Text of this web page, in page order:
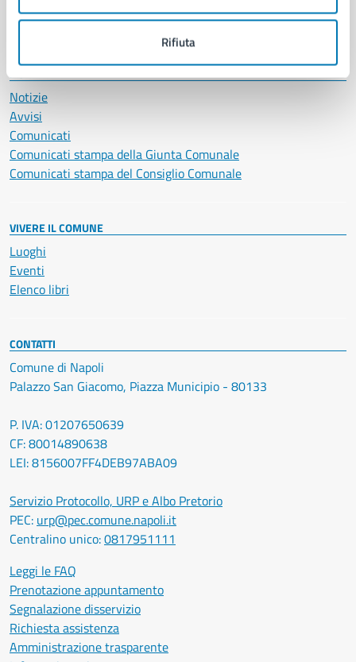
Rifiuta
Vita lavorativa
NOVITÀ
Notizie
Avvisi
Comunicati
Comunicati stampa della Giunta Comunale
Comunicati stampa del Consiglio Comunale
VIVERE IL COMUNE
Luoghi
Eventi
Elenco libri
CONTATTI
Comune di Napoli
Palazzo San Giacomo, Piazza Municipio - 80133
P. IVA: 01207650639
CF: 80014890638
LEI: 8156007FF4DEB97ABA09
Servizio Protocollo, URP e Albo Pretorio
PEC: urp@pec.comune.napoli.it
Centralino unico:0817951111
Leggi le FAQ
Prenotazione appuntamento
Segnalazione disservizio
Richiesta assistenza
Amministrazione trasparente